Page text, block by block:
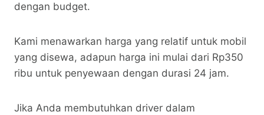
dengan budget.
Kami menawarkan harga yang relatif untuk mobil
yang disewa, adapun harga ini mulai dari Rp350
ribu untuk penyewaan dengan durasi 24 jam.
Jika Anda membutuhkan driver dalam